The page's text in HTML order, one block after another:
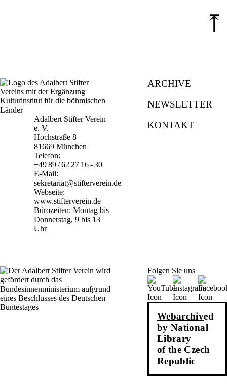
⤒
Adalbert Stifter Verein
e. V.
Hochstraße 8
81669 München
Telefon:
+49 89 / 62 27 16 - 30
E-Mail:
sekretariat@stifterverein.de
Webseite:
www.stifterverein.de
Bürozeiten: Montag bis
Donnerstag, 9 bis 13
Uhr
ARCHIVE
NEWSLETTER
KONTAKT
Folgen Sie uns
Webarchived
by National
Library
of the Czech
Republic